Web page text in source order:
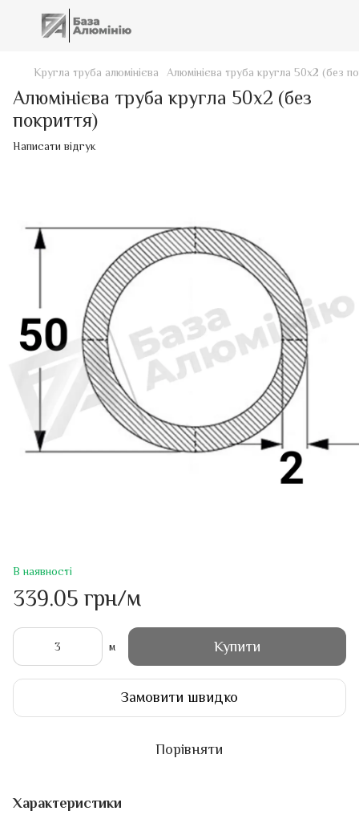
Кругла труба алюмінієва Алюмінієва труба кругла 50х2 (без
Алюмінієва труба кругла 50х2 (без
покриття)
Написати відгук
В наявності
339.05 грн/м
м Купити
Замовити швидко
Порівняти
Характеристики